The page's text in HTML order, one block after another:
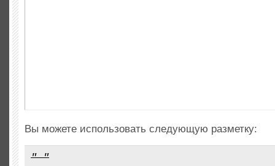
Вы можете использовать следующую разметку: